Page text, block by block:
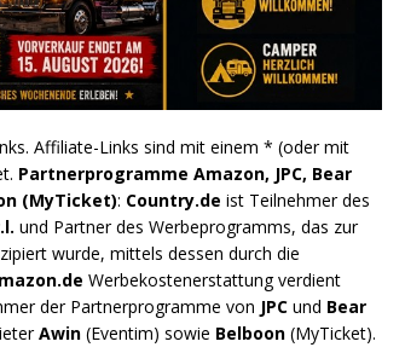
Affiliate-Links sind mit einem * (oder mit
Partnerprogramme Amazon, JPC, Bear
(MyTicket): Country.de ist Teilnehmer des
und Partner des Werbeprogramms, das zur
wurde, mittels dessen durch die
Werbekostenerstattung verdient
der Partnerprogramme von JPC und Bear
Awin (Eventim) sowie Belboon (MyTicket).